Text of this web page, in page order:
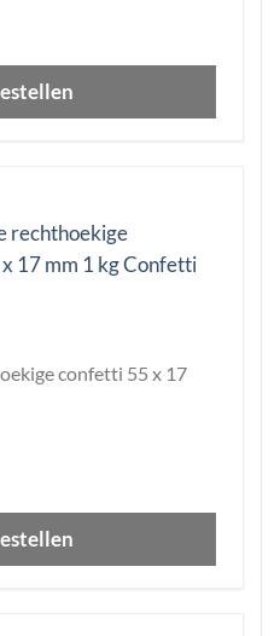
confetti 55 x 17